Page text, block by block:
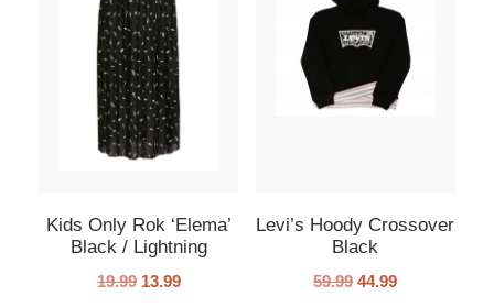
Kids Only Rok ‘Elema’
Black / Lightning
19.99 13.99
Levi’s Hoody Crossover
Black
59.99 44.99